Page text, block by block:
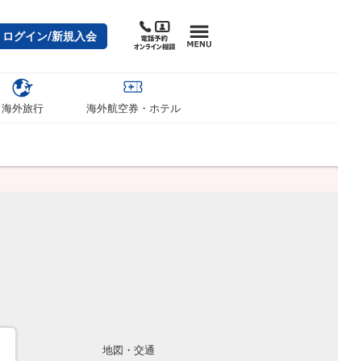
ログイン/新規入会
海外旅行 海外航空券・ホテル
地図・交通